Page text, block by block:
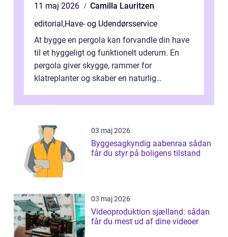
11 maj 2026
Camilla Lauritzen
editorial,Have- og Udendørsservice
At bygge en pergola kan forvandle din have
til et hyggeligt og funktionelt uderum. En
pergola giver skygge, rammer for
klatreplanter og skaber en naturlig
d...
03 maj 2026
Byggesagkyndig aabenraa sådan
får du styr på boligens tilstand
03 maj 2026
Videoproduktion sjælland: sådan
får du mest ud af dine videoer